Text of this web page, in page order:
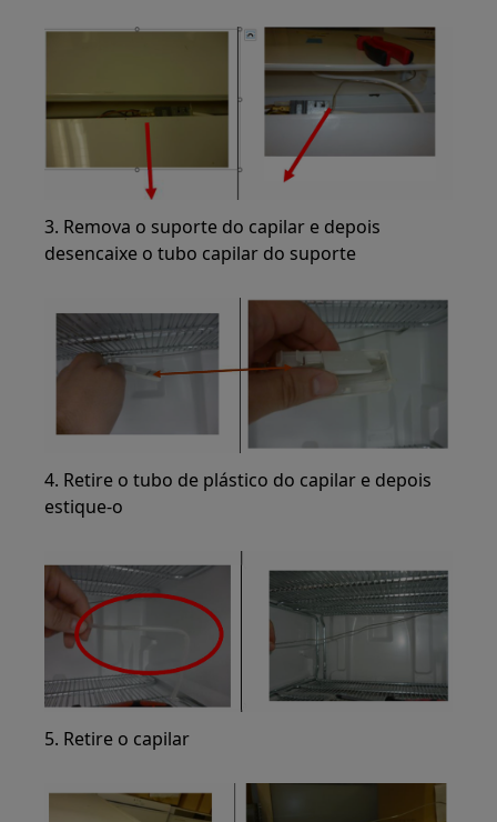
3. Remova o suporte do capilar e depois
desencaixe o tubo capilar do suporte
4. Retire o tubo de plástico do capilar e depois
estique-o
5. Retire o capilar